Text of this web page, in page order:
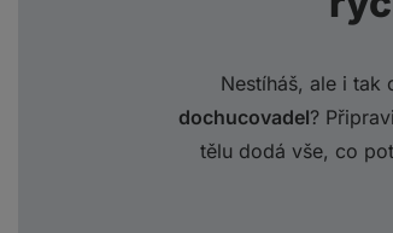
Nestíháš, ale i tak
dochucovadel?
tělu dodá vše, co